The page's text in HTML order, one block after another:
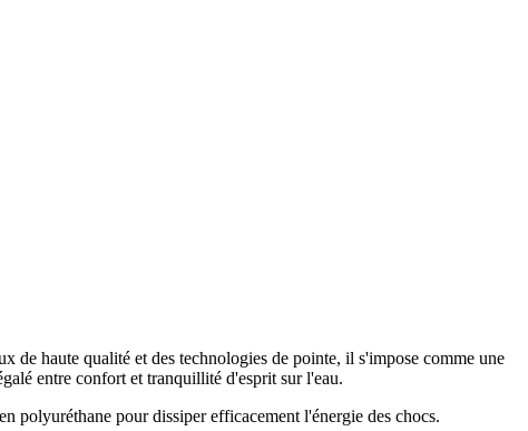
de haute qualité et des technologies de pointe, il s'impose comme une
entre confort et tranquillité d'esprit sur l'eau.
polyuréthane pour dissiper efficacement l'énergie des chocs.